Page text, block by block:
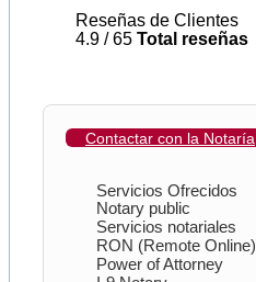
Reseñas de Clientes
4.9 / 65 Total reseñas
Contactar con la Notaría
Servicios Ofrecidos
Notary public
Servicios notariales
RON (Remote Online)
Power of Attorney